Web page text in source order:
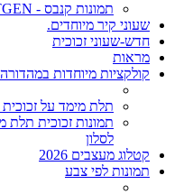
תמונות קנבס - NEXTGEN
שעוני קיר מיוחדים.
חדש-שעוני זכוכית
מראות
קולקציות מיוחדות
תלת מימד על זכוכית 4K
תמונות זכוכית תלת
לסלון
קטלוג מעצבים 2026
תמונות לפי צבע